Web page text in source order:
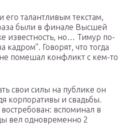
его талантливым текстам,
были в финале Высшей
известность, но… Тимур по-
кадром”. Говорят, что тогда
помешал конфликт с кем-то
свои силы на публике он
корпоративы и свадьбы.
вспоминал в
вел одновременно 2